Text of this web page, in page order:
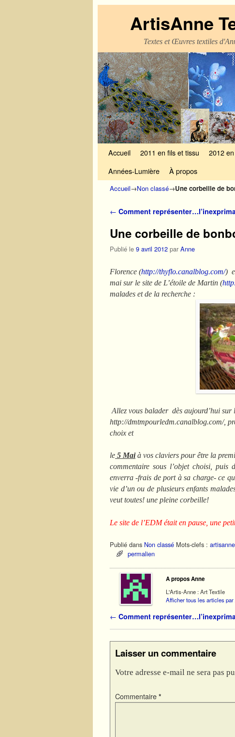
ArtisAnne
Textes et Œuvres textiles
Accueil 2011 en fils et tissu 2012
Années-Lumière
À propos
Accueil→Non classé→Une corbeille de
Navigation des articles
← Comment
Une corbeille de
Publié le 9 avril 2012 par Anne
Florence (http://thyflo.canalblog.com/)
mai sur le site de L’étoile de Martin (
malades et de la recherche :
Allez vous balader dès aujourd’hui
http://dmtmpourledm.canalblog.com/,
choix et
le 5 Maià vos claviers pour être la
commentaire sous l’objet choisi, puis
enverra -frais de port à sa charge- ce
vie d’un ou de plusieurs enfants
veut toutes! une pleine corbeille!
Le site de l’EDM était en pause, une
Publié dans Non classé Mots-clefs : artisanne
permalien
A propos Anne
L'Artis-Anne : Art Textile
Afficher tous les articles par
Navigation des articles
← Comment
Laisser un commentaire
Votre adresse e-mail ne sera pas
Commentaire *